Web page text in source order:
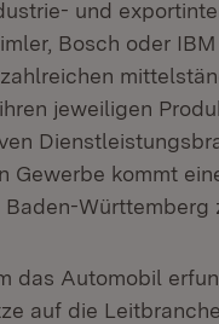
und
Bosch oder
jeweiligen
Gewerbe kommt
Württemberg
das Automobil
auf die